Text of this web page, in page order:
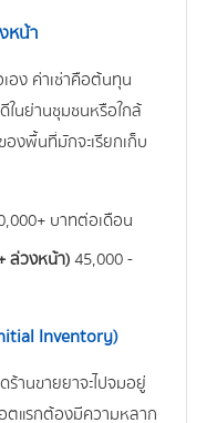
หน้า
อง ค่าเช่าคือต้นทุน
ในย่านชุมชนหรือใกล้
งพื้นที่มักจะเรียกเก็บ
บาทต่อเดือน
ล่วงหน้า)45,000 -
Inventory)
านขายยาจะไปจมอยู่
ตแรกต้องมีความหลาก